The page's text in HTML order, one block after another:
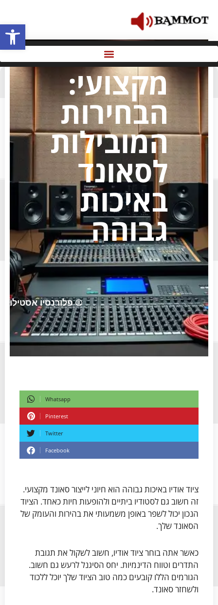
פתח
ציוד אודיו
מקצועי:
הבחירות
המובילות
לסאונד
באיכות
גבוהה
פלורנסיו אסטילו
Whatsapp
Pinterest
Twitter
Facebook
ציוד אודיו באיכות גבוהה הוא חיוני לייצור סאונד מקצועי.
זה חשוב גם לסטודיו ביתיים ולהופעות חיות כאחד. הציוד
הנכון יכול לשפר באופן משמעותי את בהירות והעומק של
הסאונד שלך.
כאשר אתה בוחר ציוד אודיו, חשוב לשקול את תגובת
התדרים וטווח הדינמיות. יחס הסיגנל לרעש גם חשוב.
הגורמים הללו קובעים כמה טוב הציוד שלך יוכל ללכוד
ולשחזר סאונד.